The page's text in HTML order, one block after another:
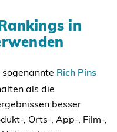
in
Rich Pins
als die
besser
, Orts-, App-, Film-,